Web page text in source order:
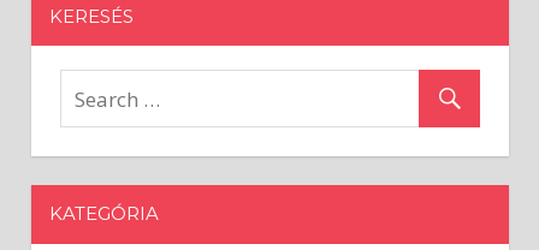
KERESÉS
KATEGÓRIA